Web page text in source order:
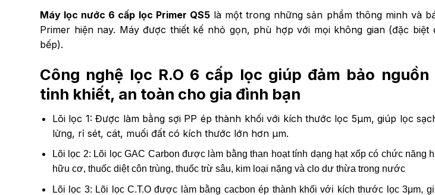
Máy lọc nước 6 cấp lọc Primer QS5là một trong những sản phẩm thông minh và
Primer hiện nay. Máy được thiết kế nhỏ gọn, phù hợp với mọi không gian (đặc biệt
bếp).
Công nghệ lọc R.O 6 cấp lọc giúp đảm bảo
tinh khiết, an toàn cho gia đình bạn
Lõi lọc 1: Được làm bằng sợi PP ép thành khối với kích thước lọc 5μm, giúp lọc
lửng, rỉ sét, cát, muối đất có kích thước lớn hơn μm.
Lõi lọc 2: Lõi lọc GAC Carbon được làm bằng than hoạt tính dạng hạt xốp có chức năng
hữu cơ, thuốc diệt côn trùng, thuốc trừ sâu, kim loại nặng và clo dư thừa trong nước
Lõi lọc 3: Lõi lọc C.T.O được làm bằng cacbon ép thành khối với kích thước lọc 3μm,